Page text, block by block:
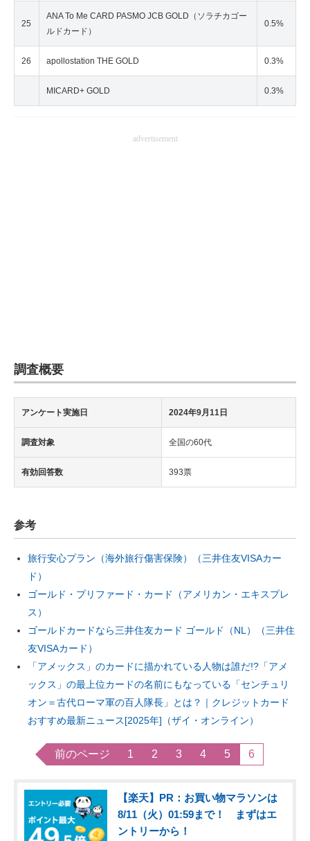
25
ANA To Me CARD PASMO JCB GOLD（ソラチカゴー
ルドカード）
0.5%
26 apollostation THE GOLD 0.3%
MICARD+ GOLD 0.3%
advertisement
調査概要
アンケート実施日 2024年9月11日
調査対象 全国の60代
有効回答数 393票
参考
旅行安心プラン（海外旅行傷害保険）（三井住友VISAカー
ド）
ゴールド・プリファード・カード（アメリカン・エキスプレ
ス）
ゴールドカードなら三井住友カード ゴールド（NL）（三井住
友VISAカード）
「アメックス」のカードに描かれている人物は誰だ!?「アメ
ックス」の最上位カードの名前にもなっている「センチュリ
オン＝古代ローマ軍の百人隊長」とは？｜クレジットカード
おすすめ最新ニュース[2025年]（ザイ・オンライン）
前のページ 1 2 3 4 5 6
【楽天】PR：お買い物マラソンは
8/11（火）01:59まで！ まずはエ
ントリーから！